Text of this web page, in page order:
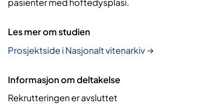
pasienter med hoftedysplasi.
Les mer om studien
Prosjektside i Nasjonalt vitenarkiv
Informasjon om deltakelse
Rekrutteringen er avsluttet